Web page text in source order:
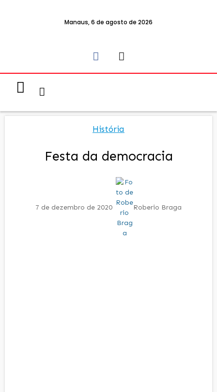
Manaus, 6 de agosto de 2026
História
Festa da democracia
7 de dezembro de 2020 Roberio Braga